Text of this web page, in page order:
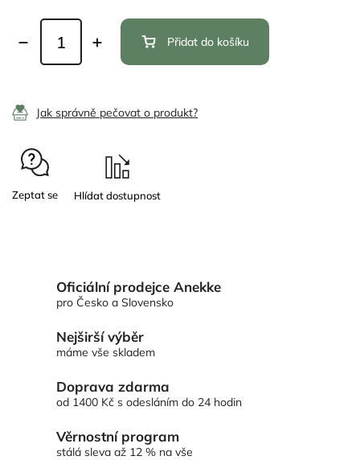
Přidat do košíku
Jak správně pečovat o produkt?
Zeptat se
Oficiální prodejce Anekke
pro Česko a Slovensko
Nejširší výběr
máme vše skladem
Doprava zdarma
od 1400 Kč s odesláním do 24 hodin
Věrnostní program
stálá sleva až 12 % na vše